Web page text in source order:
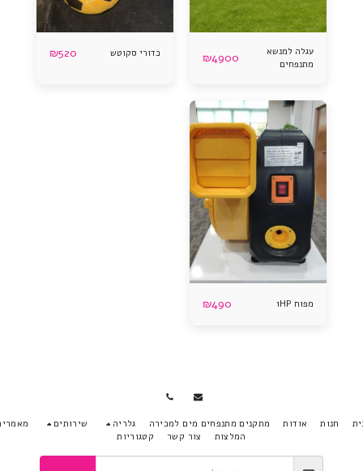
עגלה למנשא
מתנפחים
₪4900 כדורי סקוטש ₪520
מפוח 1HP ₪490
חנות אודות מתקנים מתנפחים מים למכירה גלריה שירותים
מאמרים
המלצות
צור קשר קטגוריות